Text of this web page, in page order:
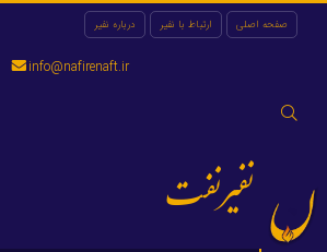
صفحه اصلی ارتباط با نفیر درباره نفیر
جستجو
info@nafirenaft.ir
نفیرنفت